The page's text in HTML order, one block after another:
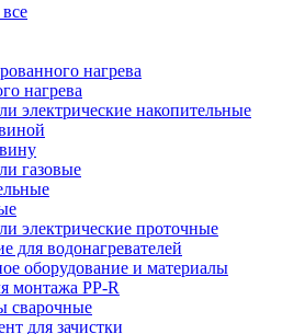
нагрева
нагрева
электрические накопительные
газовые
электрические проточные
для водонагревателей
оборудование и материалы
монтажа PP-R
сварочные
для зачистки